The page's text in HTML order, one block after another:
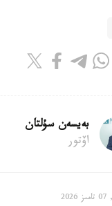
بەيسەن سۇلتان
اۆتور